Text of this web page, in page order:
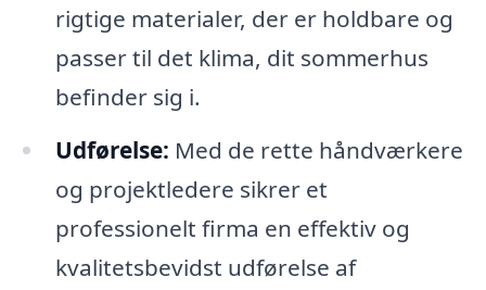
rigtige materialer, der er holdbare og
passer til det klima, dit sommerhus
befinder sig i.
Udførelse: Med de rette håndværkere
og projektledere sikrer et
professionelt firma en effektiv og
kvalitetsbevidst udførelse af